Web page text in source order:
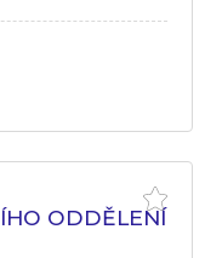
ODDĚLENÍ